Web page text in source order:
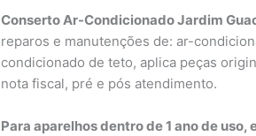
Conserto Ar-Condicionado Jardim
reparos e manutenções de: ar-
condicionado de teto, aplica peças
nota fiscal, pré e pós atendimento.
Para aparelhos dentro de 1 ano de